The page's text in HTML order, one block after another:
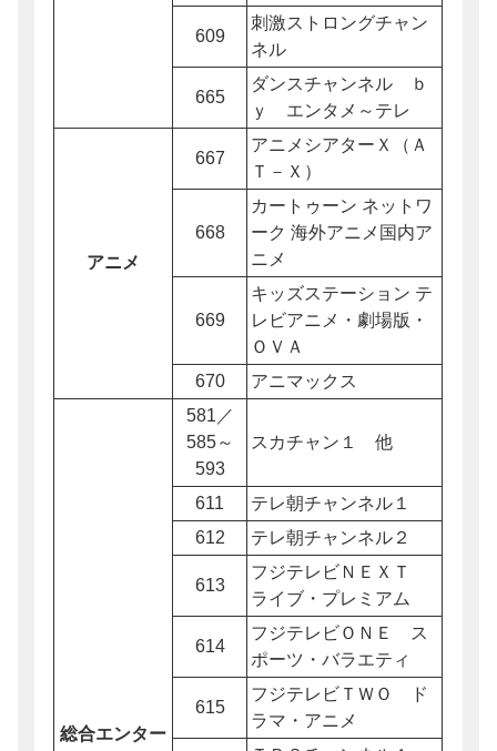
609
刺激ストロングチャン
ネル
665
ダンスチャンネル ｂ
ｙ エンタメ～テレ
アニメ
667
アニメシアターＸ（Ａ
Ｔ－Ｘ）
668
カートゥーン ネットワ
ーク 海外アニメ国内ア
ニメ
669
キッズステーション テ
レビアニメ・劇場版・
ＯＶＡ
670
アニマックス
総合エンター
581／
585～
593
スカチャン１ 他
611
テレ朝チャンネル１
612
テレ朝チャンネル２
613
フジテレビＮＥＸＴ
ライブ・プレミアム
614
フジテレビＯＮＥ ス
ポーツ・バラエティ
615
フジテレビＴＷＯ ド
ラマ・アニメ